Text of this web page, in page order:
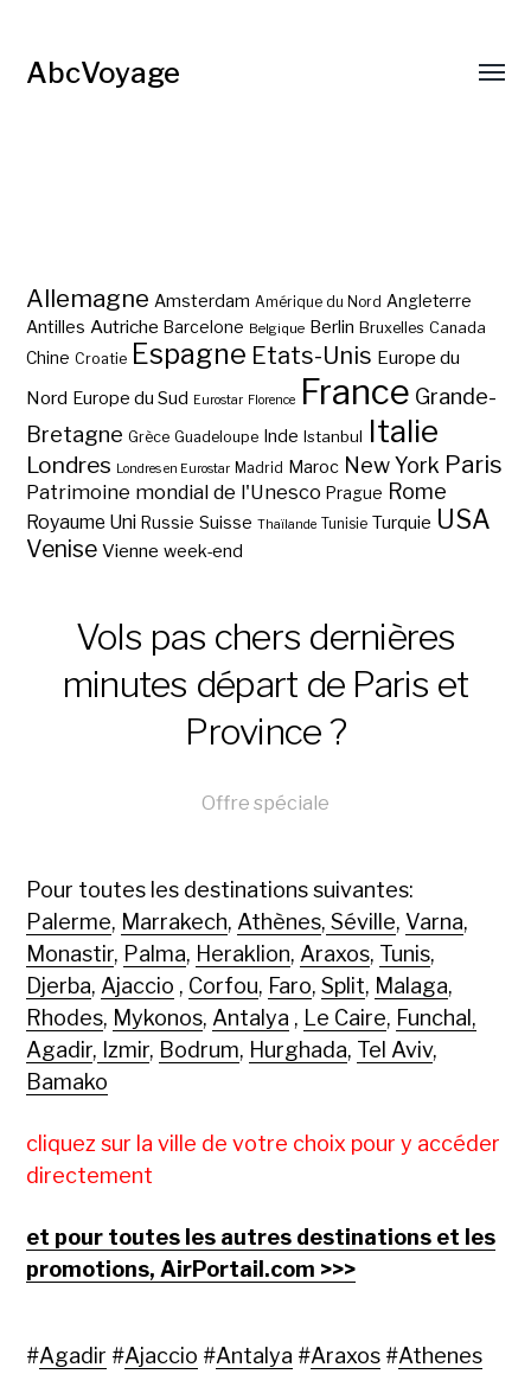
AbcVoyage
Allemagne Amsterdam Amérique du Nord Angleterre
Antilles Autriche Barcelone Belgique Berlin Bruxelles Canada
Chine Croatie Espagne Etats-Unis Europe du
Nord Europe du Sud Eurostar Florence France Grande-
Bretagne Grèce Guadeloupe Inde Istanbul Italie
Londres Londres en Eurostar Madrid Maroc New York Paris
Patrimoine mondial de l'Unesco Prague Rome
Royaume Uni Russie Suisse Thaïlande Tunisie Turquie USA
Venise Vienne week-end
Vols pas chers dernières
minutes départ de Paris et
Province ?
Offre spéciale
Pour toutes les destinations suivantes:
Palerme, Marrakech, Athènes, Séville, Varna,
Monastir, Palma, Heraklion, Araxos, Tunis,
Djerba, Ajaccio , Corfou, Faro,Split, Malaga,
Rhodes, Mykonos, Antalya , Le Caire, Funchal,
Agadir, Izmir, Bodrum, Hurghada, Tel Aviv,
Bamako
cliquez sur la ville de votre choix pour y accéder
directement
et pour toutes les autres destinations et les
promotions, AirPortail.com >>>
#Agadir #Ajaccio #Antalya #Araxos #Athenes